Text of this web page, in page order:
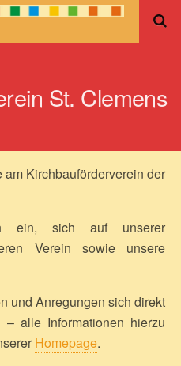
St. Clemens
Kirchbauförderverein der
ein, sich auf unserer
Verein sowie unsere
und Anregungen sich direkt
alle Informationen hierzu
Homepage.